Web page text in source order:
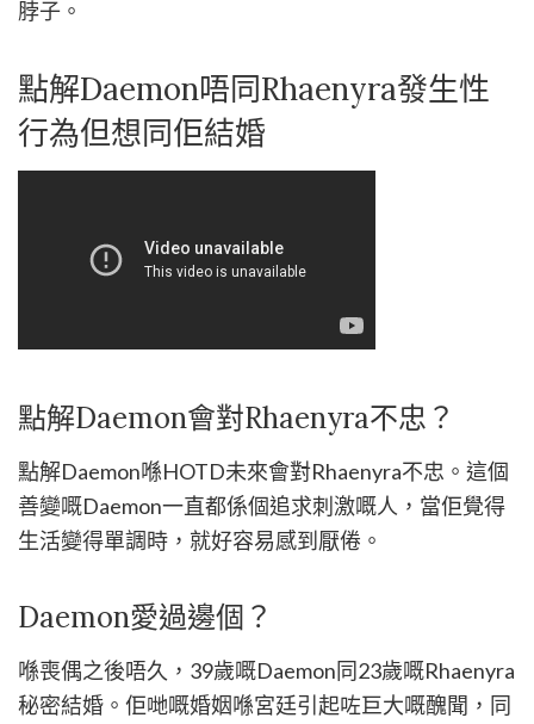
脖子。
點解Daemon唔同Rhaenyra發生性
行為但想同佢結婚
點解Daemon會對Rhaenyra不忠？
點解Daemon喺HOTD未來會對Rhaenyra不忠。這個
善變嘅Daemon一直都係個追求刺激嘅人，當佢覺得
生活變得單調時，就好容易感到厭倦。
Daemon愛過邊個？
喺喪偶之後唔久，39歲嘅Daemon同23歲嘅Rhaenyra
秘密結婚。佢哋嘅婚姻喺宮廷引起咗巨大嘅醜聞，同